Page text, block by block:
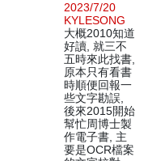
2023/7/20
KYLESONG
大概2010知道
好讀, 就三不
五時來此找書,
原本只有看書
時順便回報一
些文字勘誤,
後來2015開始
幫忙周博士製
作電子書, 主
要是OCR檔案